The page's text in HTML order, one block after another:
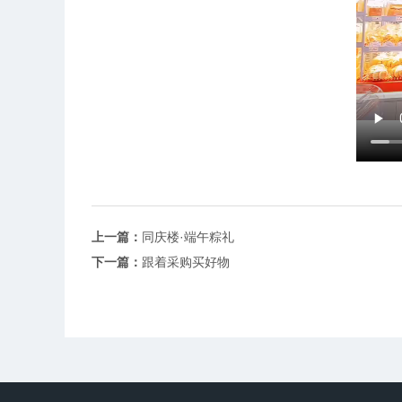
上一篇： 同庆楼·端午粽礼
下一篇： 跟着采购买好物